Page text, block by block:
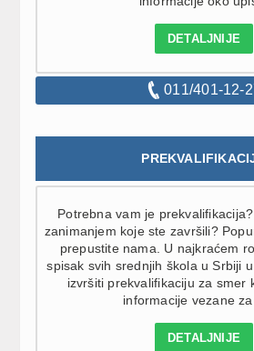
DETALJNIJE
011/401-12-
Potrebna vam je
zanimanjem koje ste završili?
prepustite nama. U najkraćem
spisak svih srednjih škola u Srbiji
izvršiti prekvalifikaciju za smer
informacije vezane
DETALJNIJE